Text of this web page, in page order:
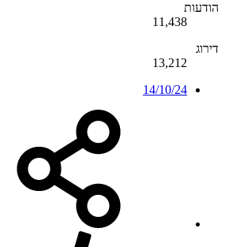
הודעות
11,438
דירוג
13,212
14/10/24